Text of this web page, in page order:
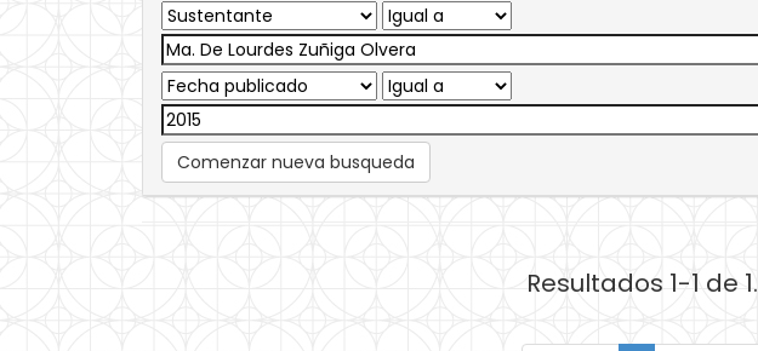
Comenzar nueva busqueda
Resultados 1-1 de 1.